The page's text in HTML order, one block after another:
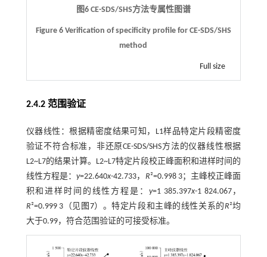
图6 CE-SDS/SHS方法专属性图谱
Figure 6 Verification of specificity profile for CE-SDS/SHS
method
Full size
2.4.2 范围验证
仪器线性：根据精密度结果可知，L1样品特定片段精密度
验证不符合标准，非还原CE-SDS/SHS方法的仪器线性根据
L2~L7的结果计算。L2~L7特定片段校正峰面积和进样时间的
线性方程是：y=22.640x-42.733， R²=0.998 3；主峰校正峰面
积和进样时间的线性方程是： y=1 385.397x-1 824.067，
R²=0.999 3（见 图7）。特定片段和主峰的线性关系的R²均
大于0.99，符合范围验证的可接受标准。